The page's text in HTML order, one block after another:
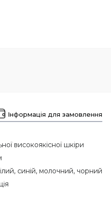
Інформація для замовлення
високоякісної шкіри
синій, молочний, чорний